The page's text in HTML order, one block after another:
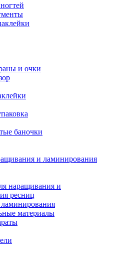
и очки
баночки
и ламинирования
наращивания и
ресниц
ламинирования
материалы